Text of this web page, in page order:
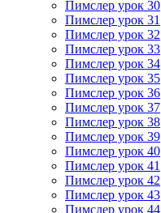
Пимслер урок 30
Пимслер урок 31
Пимслер урок 32
Пимслер урок 33
Пимслер урок 34
Пимслер урок 35
Пимслер урок 36
Пимслер урок 37
Пимслер урок 38
Пимслер урок 39
Пимслер урок 40
Пимслер урок 41
Пимслер урок 42
Пимслер урок 43
Пимслер урок 44